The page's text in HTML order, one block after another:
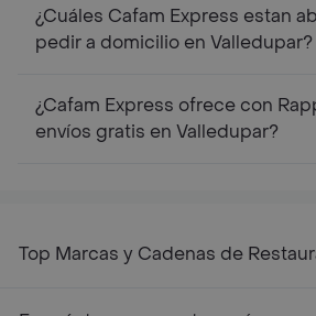
¿Cuáles Cafam Express estan
pedir a domicilio en Valledupar?
¿Cafam Express ofrece con
envíos gratis en Valledupar?
Top Marcas y Cadenas de